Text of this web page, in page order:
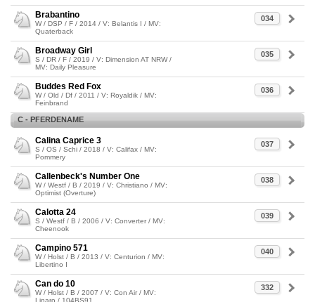
034
Brabantino
W / DSP / F / 2014 / V: Belantis I / MV:
Quaterback
035
Broadway Girl
S / DR / F / 2019 / V: Dimension AT NRW /
MV: Daily Pleasure
036
Buddes Red Fox
W / Old / Df / 2011 / V: Royaldik / MV:
Feinbrand
C - PFERDENAME
037
Calina Caprice 3
S / OS / Schi / 2018 / V: Califax / MV:
Pommery
038
Callenbeck's Number One
W / Westf / B / 2019 / V: Christiano / MV:
Optimist (Overture)
039
Calotta 24
S / Westf / B / 2006 / V: Converter / MV:
Cheenook
040
Campino 571
W / Holst / B / 2013 / V: Centurion / MV:
Libertino I
332
Can do 10
W / Holst / B / 2007 / V: Con Air / MV:
Linaro / 104BS91